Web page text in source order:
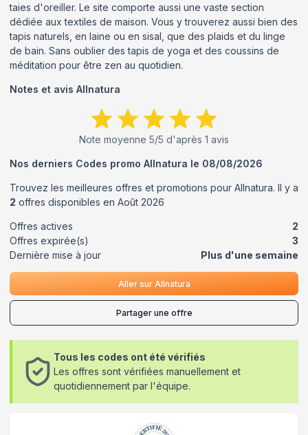
taies d'oreiller. Le site comporte aussi une vaste section
dédiée aux textiles de maison. Vous y trouverez aussi bien des
tapis naturels, en laine ou en sisal, que des plaids et du linge
de bain. Sans oublier des tapis de yoga et des coussins de
méditation pour être zen au quotidien.
Notes et avis Allnatura
Note moyenne 5/5 d'après 1 avis
Nos derniers Codes promo Allnatura le 08/08/2026
Trouvez les meilleures offres et promotions pour Allnatura. Il y a
2 offres disponibles en Août 2026
Offres actives
2
Offres expirée(s)
3
Dernière mise à jour
Plus d'une semaine
Aller sur Allnatura
Partager une offre
Tous les codes ont été vérifiés
Les offres sont vérifiées manuellement et
quotidiennement par l'équipe.